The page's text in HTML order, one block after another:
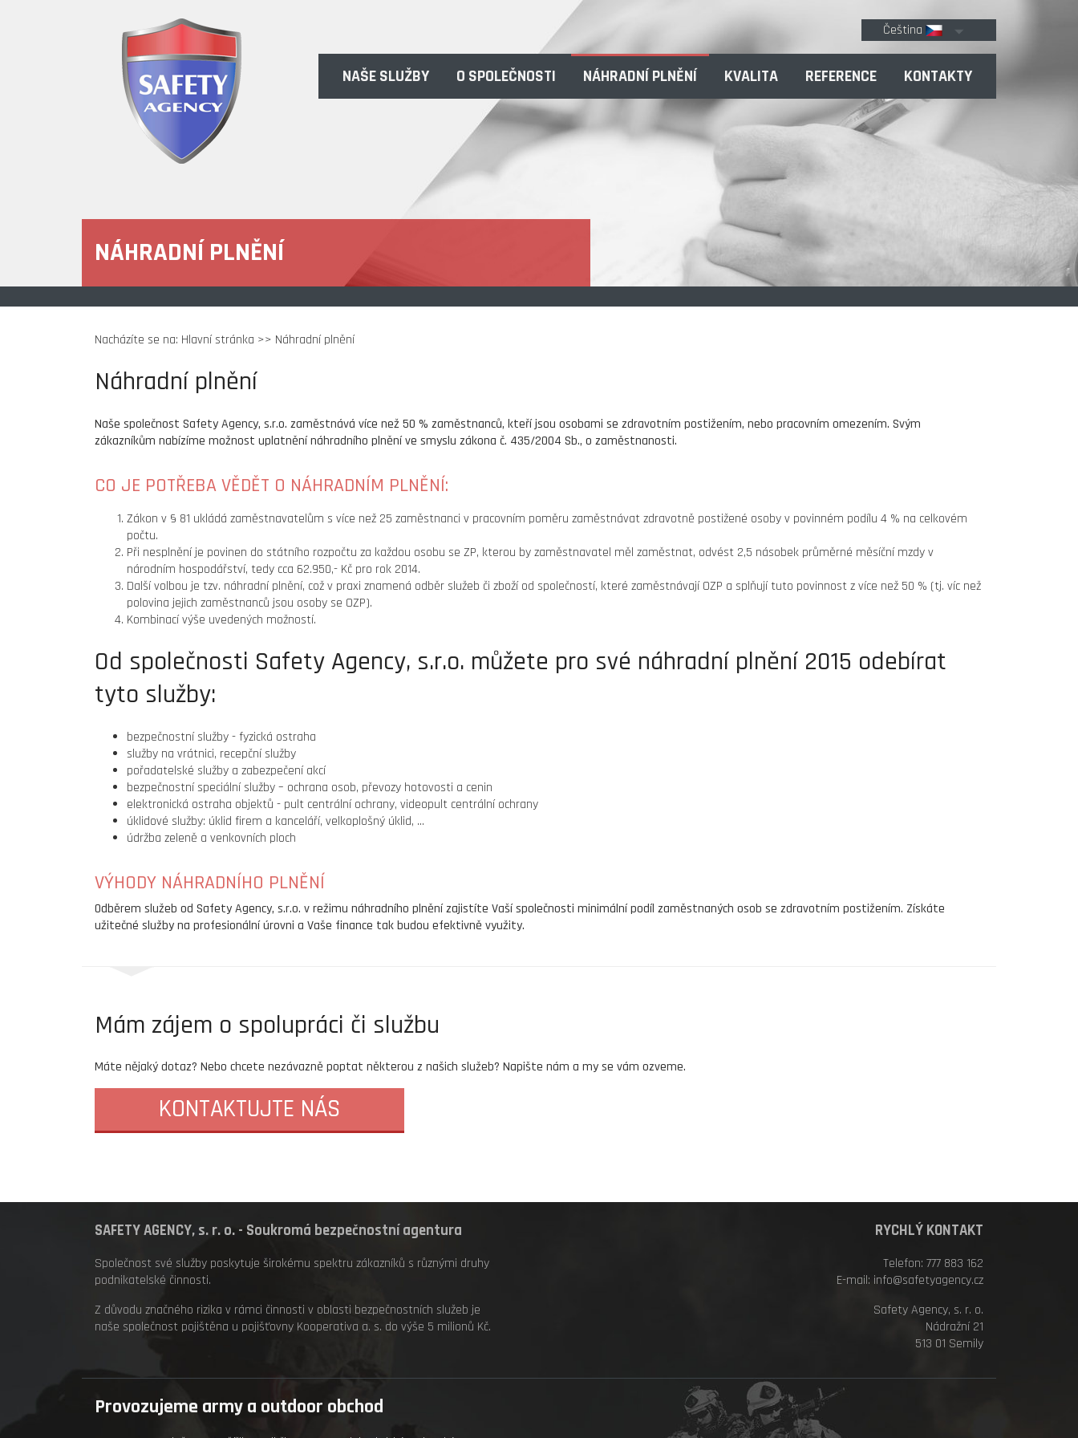
Čeština
NAŠE SLUŽBY O SPOLEČNOSTI NÁHRADNÍ PLNĚNÍ KVALITA REFERENCE KONTAKTY
NÁHRADNÍ PLNĚNÍ
Nacházíte se na: Hlavní stránka >> Náhradní plnění
Náhradní plnění
Naše společnost Safety Agency, s.r.o. zaměstnává více než 50 % zaměstnanců, kteří jsou osobami se zdravotním postižením, nebo pracovním omezením. Svým
zákazníkům nabízíme možnost uplatnění náhradního plnění ve smyslu zákona č. 435/2004 Sb., o zaměstnanosti.
CO JE POTŘEBA VĚDĚT O NÁHRADNÍM PLNĚNÍ:
Zákon v § 81 ukládá zaměstnavatelům s více než 25 zaměstnanci v pracovním poměru zaměstnávat zdravotně postižené osoby v povinném podílu 4 % na celkovém
počtu.
Při nesplnění je povinen do státního rozpočtu za každou osobu se ZP, kterou by zaměstnavatel měl zaměstnat, odvést 2,5 násobek průměrné měsíční mzdy v
národním hospodářství, tedy cca 62.950,- Kč pro rok 2014.
Další volbou je tzv. náhradní plnění, což v praxi znamená odběr služeb či zboží od společností, které zaměstnávají OZP a splňují tuto povinnost z více než 50 % (tj. víc než
polovina jejich zaměstnanců jsou osoby se OZP).
Kombinací výše uvedených možností.
Od společnosti Safety Agency, s.r.o. můžete pro své náhradní plnění 2015 odebírat
tyto služby:
bezpečnostní služby - fyzická ostraha
služby na vrátnici, recepční služby
pořadatelské služby a zabezpečení akcí
bezpečnostní speciální služby – ochrana osob, převozy hotovosti a cenin
elektronická ostraha objektů - pult centrální ochrany, videopult centrální ochrany
úklidové služby: úklid firem a kanceláří, velkoplošný úklid, ...
údržba zeleně a venkovních ploch
VÝHODY NÁHRADNÍHO PLNĚNÍ
Odběrem služeb od Safety Agency, s.r.o. v režimu náhradního plnění zajistíte Vaší společnosti minimální podíl zaměstnaných osob se zdravotním postižením. Získáte
užitečné služby na profesionální úrovni a Vaše finance tak budou efektivně využity.
Mám zájem o spolupráci či službu
Máte nějaký dotaz? Nebo chcete nezávazně poptat některou z našich služeb? Napište nám a my se vám ozveme.
KONTAKTUJTE NÁS
SAFETY AGENCY, s. r. o. - Soukromá bezpečnostní agentura
Společnost své služby poskytuje širokému spektru zákazníků s různými druhy
podnikatelské činnosti.
Z důvodu značného rizika v rámci činnosti v oblasti bezpečnostních služeb je
naše společnost pojištěna u pojišťovny Kooperativa a. s. do výše 5 milionů Kč.
RYCHLÝ KONTAKT
Telefon: 777 883 162
E-mail: info@safetyagency.cz
Safety Agency, s. r. o.
Nádražní 21
513 01 Semily
Provozujeme army a outdoor obchod